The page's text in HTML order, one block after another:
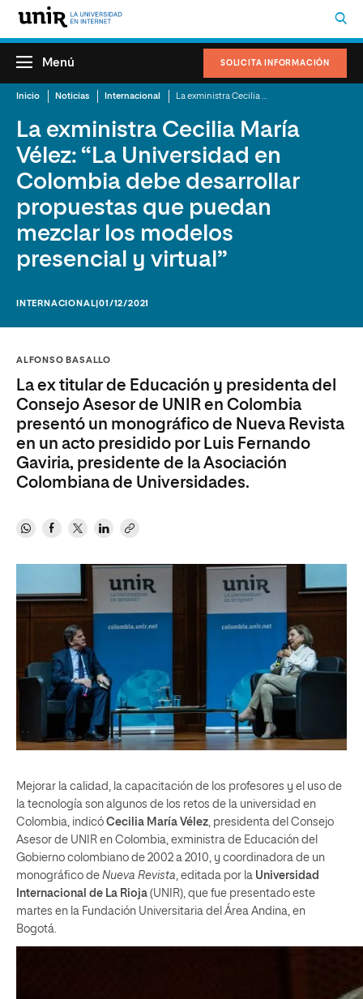
SOLICITA INFORMACIÓN
Menú
Inicio Noticias Internacional
La exministra Cecilia María
Vélez: “La Universidad en
Colombia debe desarrollar
propuestas que puedan
mezclar los modelos
presencial y virtual”
INTERNACIONAL |01/12/2021
ALFONSO BASALLO
La ex titular de Educación y presidenta del
Consejo Asesor de UNIR en Colombia
presentó un monográfico de Nueva Revista
en un acto presidido por Luis Fernando
Gaviria, presidente de la Asociación
Colombiana de Universidades.
Mejorar la calidad, la capacitación de los profesores y el uso de
la tecnología son algunos de los retos de la universidad en
Colombia, indicó Cecilia María Vélez , presidenta del Consejo
Asesor de UNIR en Colombia, exministra de Educación del
Gobierno colombiano de 2002 a 2010, y coordinadora de un
monográfico de Nueva Revista , editada por la Universidad
Internacional de La Rioja (UNIR), que fue presentado este
martes en la Fundación Universitaria del Área Andina, en
Bogotá.